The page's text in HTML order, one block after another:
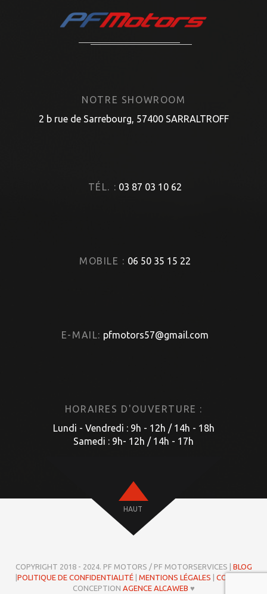
NOTRE SHOWROOM
2 b rue de Sarrebourg, 57400 SARRALTROFF
TÉL. : 03 87 03 10 62
MOBILE : 06 50 35 15 22
E-MAIL: pfmotors57@gmail.com
HORAIRES D'OUVERTURE :
Lundi - Vendredi : 9h - 12h / 14h - 18h
Samedi : 9h- 12h / 14h - 17h
HAUT
COPYRIGHT 2018 - 2024. PF MOTORS / PF MOTORSERVICES | BLOG
|POLITIQUE DE CONFIDENTIALITÉ| MENTIONS LÉGALES | COOKIES
CONCEPTION AGENCE ALCAWEB ♥